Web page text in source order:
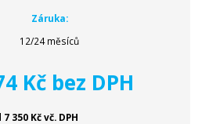
Záruka:
12/24 měsíců
Kč bez DPH
7 350 Kč vč. DPH